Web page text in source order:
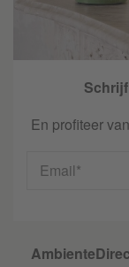
En profiteer
Email*